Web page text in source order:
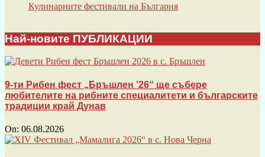
Кулинарните фестивали на България
Най-новите ПУБЛИКАЦИИ
9-ти Рибен фест „Бръшлен ’26“ ще събере
любителите на рибните специалитети и българските
традиции край Дунав
On: 06.08.2026